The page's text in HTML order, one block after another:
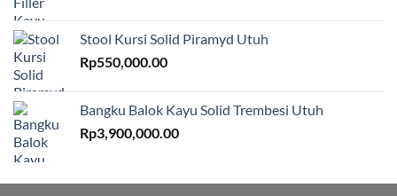
Stool Kursi Solid Piramyd Utuh
Rp550,000.00
Bangku Balok Kayu Solid Trembesi Utuh
Rp3,900,000.00